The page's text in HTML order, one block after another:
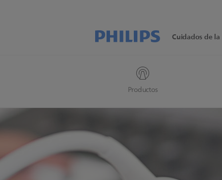
Cuidados de
Productos